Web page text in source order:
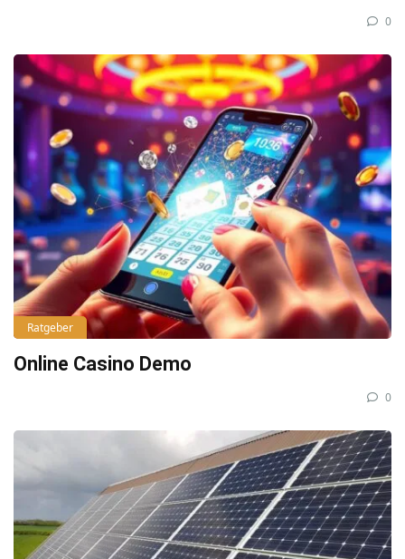
0
Ratgeber
Online Casino Demo
0